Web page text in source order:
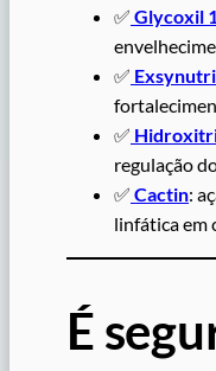
✅ Glycoxil
✅
✅
regulação
✅ Cactin:
linfática em
É